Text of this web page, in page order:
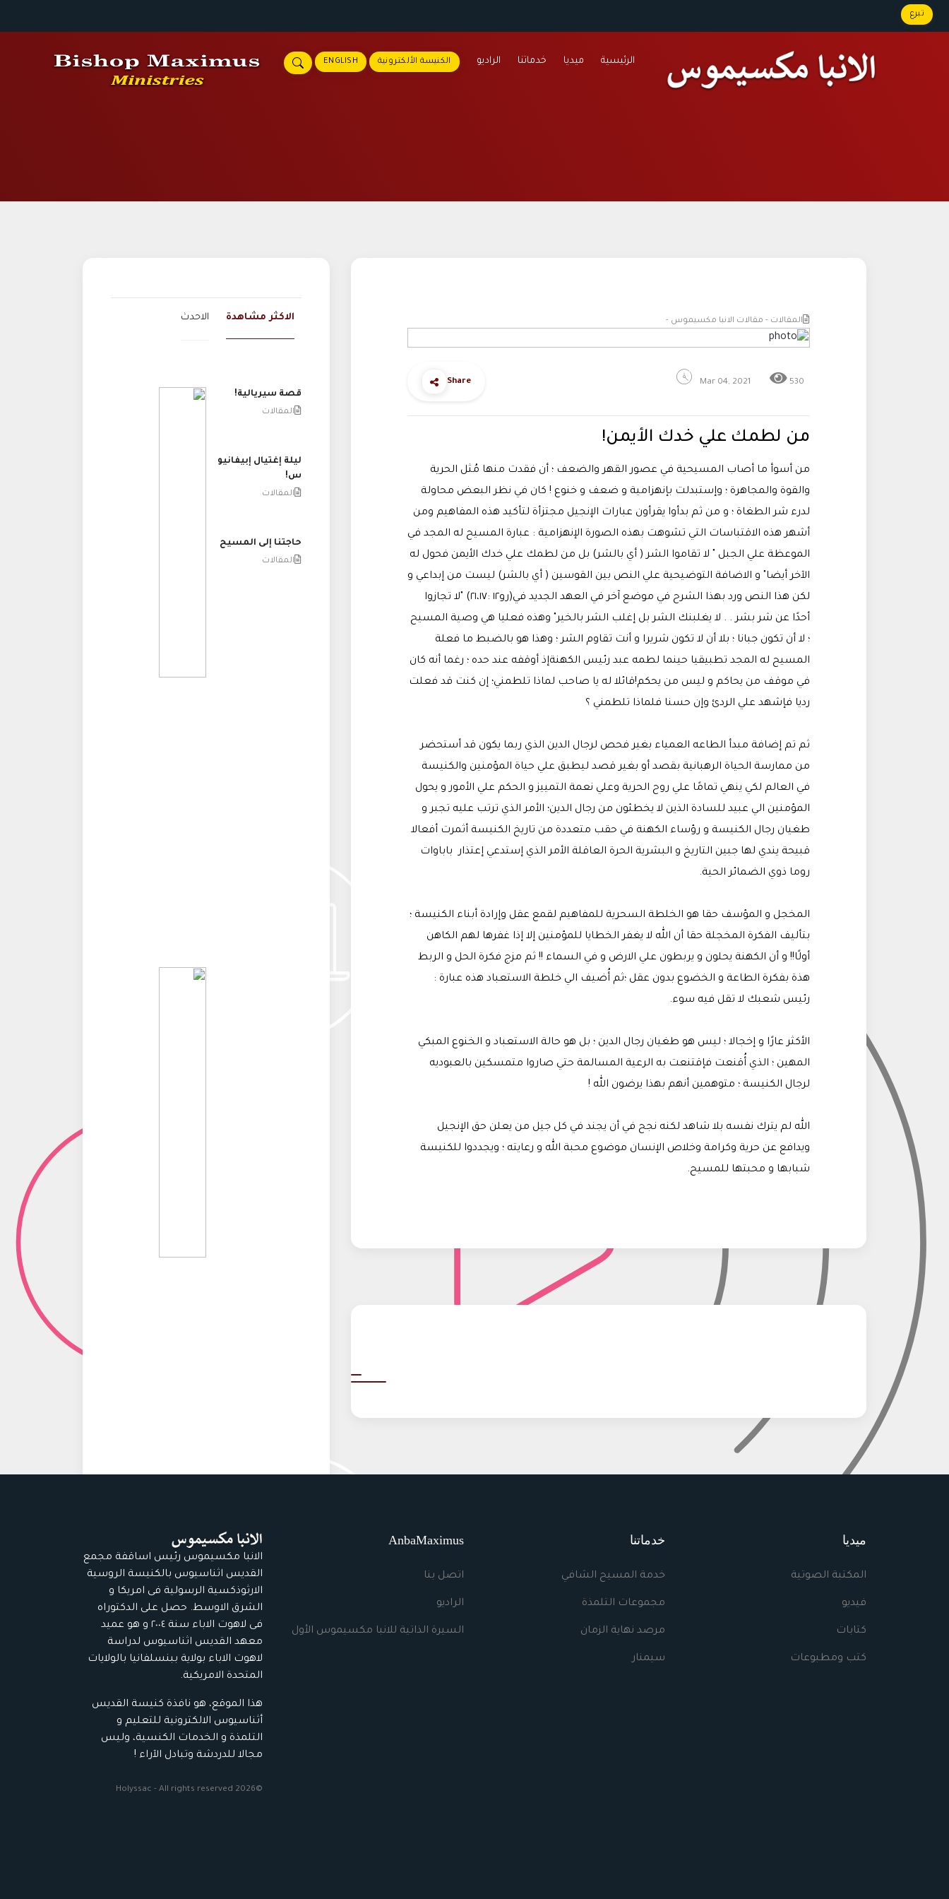
تبرع
ENGLISH الكنيسة الألكترونية الراديو خدماتنا ميديا الرئيسية
المقالات - مقالات الانبا مكسيموس -
Mar 04, 2021 530
Share
من لطمك علي خدك الأيمن!
من أسوأ ما أصاب المسيحية في عصور القهر والضعف ؛ أن فقدت منها مُثل الحرية
والقوة والمجاهرة ؛ وإستبدلت بإنهزامية و ضعف و خنوع ! كان في نظر البعض محاولة
لدرء شر الطغاة ؛ و من ثم بدأوا يقرأون عبارات الإنجيل مجتزأة لتأكيد هذه المفاهيم ومن
أشهر هذه الاقتباسات التي تشوهت بهذه الصورة الإنهزامية : عبارة المسيح له المجد في
الموعظة علي الجبل " لا تقاموا الشر ( أي بالشر) بل من لطمك علي خدك الأيمن فحول له
الآخر أيضا" و الاضافة التوضيحية علي النص بين القوسين ( أي بالشر) ليست من إبداعي و
لكن هذا النص ورد بهذا الشرح في موضع آخر في العهد الجديد في(رو١٢ :٢١،١٧) "لا تجازوا
أحدًا عن شر بشر . . لا يغلبنك الشر بل إغلب الشر بالخير" وهذه فعليا هي وصية المسيح
؛ لا أن تكون جبانا ؛ بلا أن لا تكون شريرا و أنت تقاوم الشر ؛ وهذا هو بالضبط ما فعلة
المسيح له المجد تطبيقيا حينما لطمه عبد رئيس الكهنةإذ أوقفه عند حده ؛ رغما أنه كان
في موقف من يحاكم و ليس من يحكم!قائلا له يا صاحب لماذا تلطمني؛ إن كنت قد فعلت
رديا فإشهد علي الردئ وإن حسنا فلماذا تلطمني ؟
ثم تم إضافة مبدأ الطاعه العمياء بغير فحص لرجال الدين الذي ربما يكون قد أستحضر
من ممارسة الحياة الرهبانية بقصد أو بغير قصد ليطبق علي حياة المؤمنين والكنيسة
في العالم لكي ينهي تمامًا علي روح الحرية وعلي نعمة التمييز و الحكم علي الأمور و يحول
المؤمنين الي عبيد للسادة الذين لا يخطئون من رجال الدين؛ الأمر الذي ترتب عليه تجبر و
طغيان رجال الكنيسة و رؤساء الكهنة في حقب متعددة من تاريخ الكنيسة أثمرت أفعالا
قبيحة يندي لها جبين التاريخ و البشرية الحرة العاقلة الأمر الذي إستدعي إعتذار باباوات
روما ذوي الضمائر الحية.
المخجل و المؤسف حقا هو الخلطة السحرية للمفاهيم لقمع عقل وإرادة أبناء الكنيسة ؛
بتأليف الفكرة المخجلة حقا أن الله لا يغفر الخطايا للمؤمنين إلا إذا غفرها لهم الكاهن
أولًا!! و أن الكهنة يحلون و يربطون علي الارض و في السماء !! ثم مزج فكرة الحل و الربط
هذة بفكرة الطاعة و الخضوع بدون عقل ؛ثم أُضيف الي خلطة الاستعباد هذه عبارة :
رئيس شعبك لا تقل فيه سوء.
الأكثر عارًا و إخجالا ؛ ليس هو طغيان رجال الدين ؛ بل هو حالة الاستعباد و الخنوع المبكي
المهين ؛ الذي أُقنعت فإقتنعت به الرعية المسالمة حتي صاروا متمسكين بالعبوديه
لرجال الكنيسة ؛ متوهمين أنهم بهذا يرضون الله !
الله لم يترك نفسه بلا شاهد لكنه نجح في أن يجند في كل جيل من يعلن حق الإنجيل
ويدافع عن حرية وكرامة وخلاص الإنسان موضوع محبة الله و رعايته ؛ ويجددوا للكنيسة
شبابها و محبتها للمسيح.
الاكثر مشاهدة الاحدث
قصة سيريالية!
المقالات
ليلة إغتيال إبيفانيو
س!
المقالات
حاجتنا إلى المسيح
المقالات
ميديا
المكتبة الصوتية
فيديو
كتابات
كتب ومطبوعات
خدماتنا
خدمة المسيح الشافي
مجموعات التلمذة
مرصد نهاية الزمان
سيمنار
AnbaMaximus
اتصل بنا
الراديو
السيرة الذاتية للانبا مكسيموس الأول
الانبا مكسيموس رئيس اساقفة مجمع
القديس اثناسيوس بالكنيسة الروسية
الارثوذكسية الرسولية فى امريكا و
الشرق الاوسط. حصل على الدكتوراه
فى لاهوت الاباء سنة ٢٠٠٤ و هو عميد
معهد القديس اثناسيوس لدراسة
لاهوت الاباء بولاية ببنسلفانيا بالولايات
المتحدة الامريكية.
هذا الموقع، هو نافذة كنيسة القديس
أثناسيوس الالكترونية للتعليم و
التلمذة و الخدمات الكنسية، وليس
مجالا للدردشة وتبادل الآراء !
©2026 Holyssac - All rights reserved